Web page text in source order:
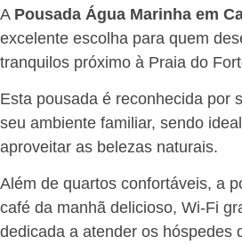
A Pousada Água Marinha em
excelente escolha para quem
tranquilos próximo à Praia do
Esta pousada é reconhecida por
seu ambiente familiar, sendo
aproveitar as belezas naturais.
Além de quartos confortáveis, a
café da manhã delicioso, Wi-Fi
dedicada a atender os hóspedes